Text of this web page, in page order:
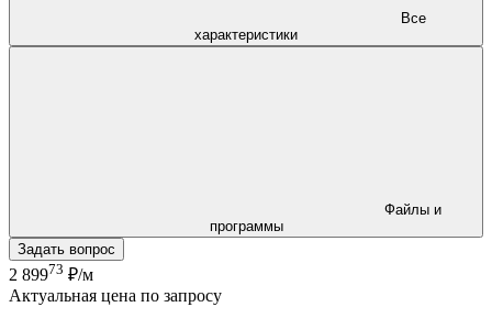
характеристики
программы
Задать вопрос
2 89973 ₽/м
Актуальная цена по запросу